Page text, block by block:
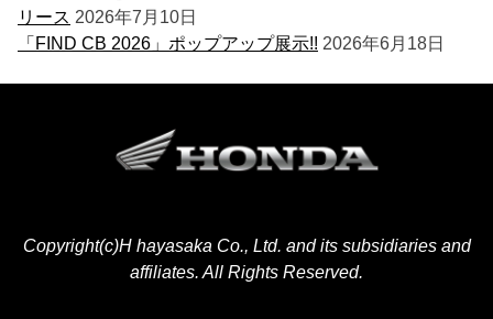
リース 2026年7月10日
「FIND CB 2026」ポップアップ展示!! 2026年6月18日
Copyright(c)H hayasaka Co., Ltd. and its subsidiaries and
affiliates. All Rights Reserved.